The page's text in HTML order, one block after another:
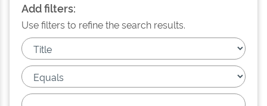
Add filters:
Use filters to refine the search results.